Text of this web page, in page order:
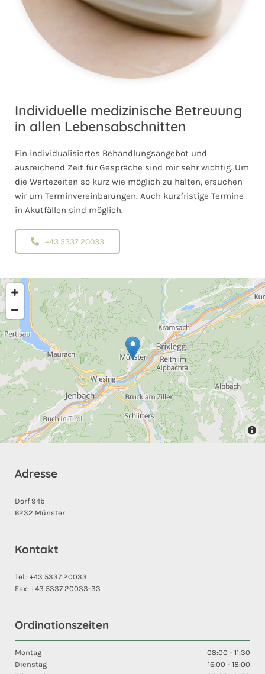
Individuelle medizinische Betreuung
in allen Lebensabschnitten
Ein individualisiertes Behandlungsangebot und
ausreichend Zeit für Gespräche sind mir sehr wichtig. Um
die Wartezeiten so kurz wie möglich zu halten, ersuchen
wir um Terminvereinbarungen. Auch kurzfristige Termine
in Akutfällen sind möglich.
+43 5337 20033
Adresse
Dorf 94b
6232 Münster
Kontakt
Tel.: +43 5337 20033
Fax: +43 5337 20033-33
Ordinationszeiten
Montag
08:00 - 11:30
Dienstag
16:00 - 18:00